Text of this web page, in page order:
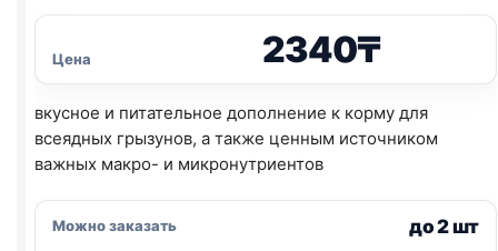
Цена 2340₸
вкусное и питательное дополнение к корму для
всеядных грызунов, а также ценным источником
важных макро- и микронутриентов
Можно заказать до 2 шт